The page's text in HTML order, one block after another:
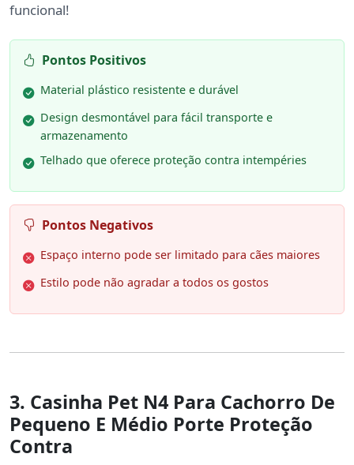
funcional!
Pontos Positivos
Material plástico resistente e durável
Design desmontável para fácil transporte e
armazenamento
Telhado que oferece proteção contra intempéries
Pontos Negativos
Espaço interno pode ser limitado para cães maiores
Estilo pode não agradar a todos os gostos
3. Casinha Pet N4 Para Cachorro De
Pequeno E Médio Porte Proteção
Contra